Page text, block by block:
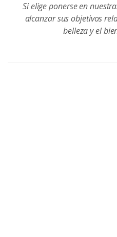
Si elige ponerse en
alcanzar sus objetivos
belleza y el